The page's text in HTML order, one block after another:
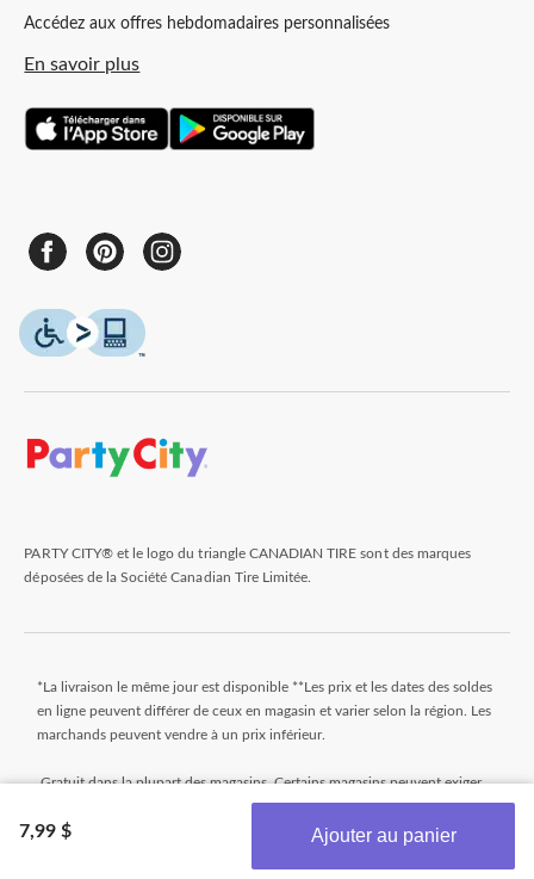
7,99 $ Ajouter au panier
Accédez aux offres hebdomadaires personnalisées
En savoir plus
PARTY CITY® et le logo du triangle CANADIAN TIRE sont des marques
déposées de la Société Canadian Tire Limitée.
*La livraison le même jour est disponible **Les prix et les dates des soldes
en ligne peuvent différer de ceux en magasin et varier selon la région. Les
marchands peuvent vendre à un prix inférieur.
Gratuit dans la plupart des magasins. Certains magasins peuvent exiger
un montant minimum minimal pour commander (avant taxes). Les
commandes qui n'atteignent pas ce montant seront assujetties à un petit
Obtenez les plus récentes offres!